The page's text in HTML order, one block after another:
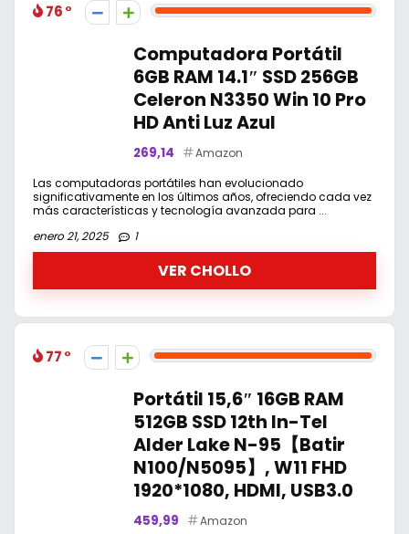
76
Computadora Portátil
6GB RAM 14.1″ SSD 256GB
Celeron N3350 Win 10 Pro
HD Anti Luz Azul
269,14
Amazon
Las computadoras portátiles han evolucionado
significativamente en los últimos años, ofreciendo cada vez
más características y tecnología avanzada para ...
enero 21, 2025
1
VER CHOLLO
77
Portátil 15,6″ 16GB RAM
512GB SSD 12th ln-Tel
Alder Lake N-95【Batir
N100/N5095】, W11 FHD
1920*1080, HDMI, USB3.0
459,99 Amazon